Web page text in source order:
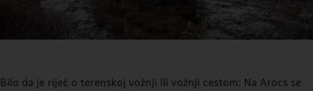
Bilo da je riječ o terenskoj vožnji ili vožnji cestom: Na Arocs se